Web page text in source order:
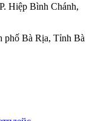
Hiệp Bình Chánh,
phố Bà Rịa, Tỉnh Bà